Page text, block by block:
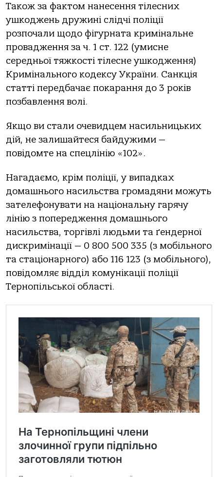
Також за фактом нанесення тілесних
ушкоджень дружині слідчі поліції
розпочали щодо фігурната кримінальне
провадження за ч. 1 ст. 122 (умисне
середньої тяжкості тілесне ушкодження)
Кримінального кодексу України. Санкція
статті передбачає покарання до 3 років
позбавлення волі.
Якщо ви стали очевидцем насильницьких
дій, не залишайтеся байдужими —
повідомте на спецлінію «102».
Нагадаємо, крім поліції, у випадках
домашнього насильства громадяни можуть
зателефонувати на національну гарячу
лінію з попередження домашнього
насильства, торгівлі людьми та ґендерної
дискримінації — 0 800 500 335 (з мобільного
та стаціонарного) або 116 123 (з мобільного),
повідомляє відділ комунікації поліції
Тернопільської області.